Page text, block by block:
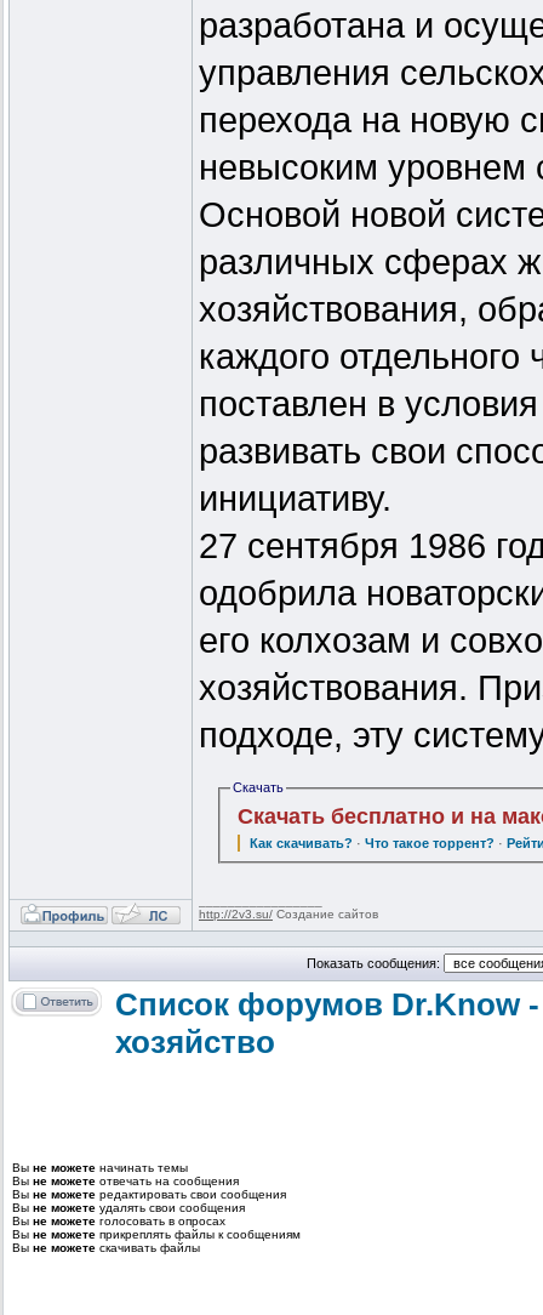
разработана и
управления
перехода на новую
невысоким уровнем
Основой новой
различных сферах
хозяйствования,
каждого
поставлен в
развивать свои
инициативу.
27 сентября 1986
одобрила
его колхозам и
хозяйствования.
подходе, эту
Скачать
Скачать бесплатно и на
Как скачивать? ·Что такое торрент? ·
http://2v3.su/ Создание сайтов
Показать сообщения:
Список форумов Dr.Know
хозяйство
Вы не можете начинать темы
Вы не можете отвечать на сообщения
Вы не можете редактировать свои сообщения
Вы не можете удалять свои сообщения
Вы не можете голосовать в опросах
Вы не можете прикреплять файлы к сообщениям
Вы не можете скачивать файлы